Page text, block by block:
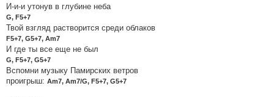
И-и-и утонув в глубине неба
G, F5+7
Твой взгляд растворится среди облаков
F5+7, G5+7, Am7
И где ты все еще не был
G, F5+7, G5+7
Вспомни музыку Памирских ветров
проигрыш: Am7, Am7/G, F5+7, G5+7